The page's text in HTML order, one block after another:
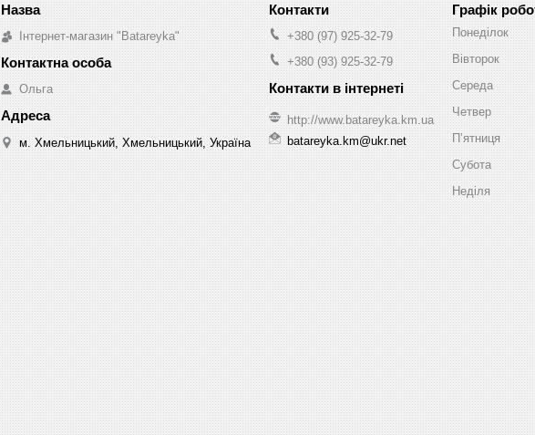
Інтернет-магазин "Batareyka"
Ольга
м. Хмельницький, Хмельницький, Україна
+380 (97) 925-32-79
+380 (93) 925-32-79
http://www.batareyka.km.ua
batareyka.km@ukr.net
Графік
Понеділок
Вівторок
Середа
Четвер
Пʼятниця
Субота
Неділя